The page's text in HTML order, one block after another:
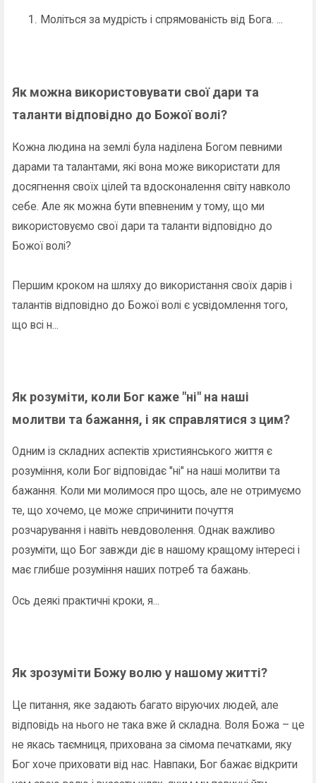
Моліться за мудрість і спрямованість від Бога. ...
Як можна використовувати свої дари та
таланти відповідно до Божої волі?
Кожна людина на землі була наділена Богом певними
дарами та талантами, які вона може використати для
досягнення своїх цілей та вдосконалення світу навколо
себе. Але як можна бути впевненим у тому, що ми
використовуємо свої дари та таланти відповідно до
Божої волі?
Першим кроком на шляху до використання своїх дарів і
талантів відповідно до Божої волі є усвідомлення того,
що всі н...
Як розуміти, коли Бог каже "ні" на наші
молитви та бажання, і як справлятися з цим?
Одним із складних аспектів християнського життя є
розуміння, коли Бог відповідає "ні" на наші молитви та
бажання. Коли ми молимося про щось, але не отримуємо
те, що хочемо, це може спричинити почуття
розчарування і навіть невдоволення. Однак важливо
розуміти, що Бог завжди діє в нашому кращому інтересі і
має глибше розуміння наших потреб та бажань.
Ось деякі практичні кроки, я...
Як зрозуміти Божу волю у нашому житті?
Це питання, яке задають багато віруючих людей, але
відповідь на нього не така вже й складна. Воля Божа – це
не якась таємниця, прихована за сімома печатками, яку
Бог хоче приховати від нас. Навпаки, Бог бажає відкрити